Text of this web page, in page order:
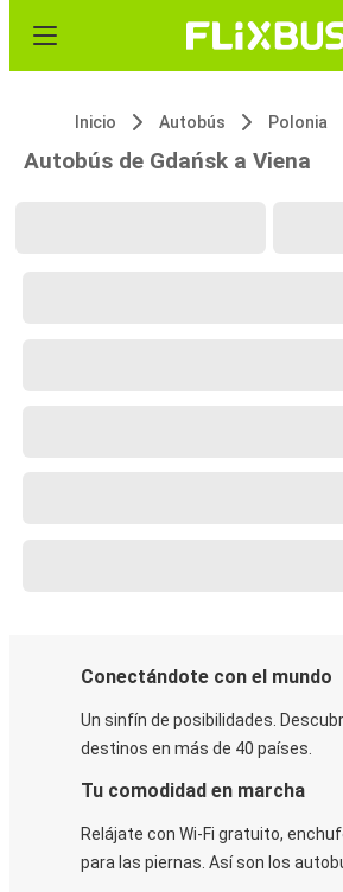
Inicio Autobús Polonia
Autobús de Gdańsk a Viena
Conectándote con el mundo
Un sinfín de posibilidades.
destinos en más de 40 países.
Tu comodidad en marcha
Relájate con Wi-Fi gratuito,
para las piernas. Así son los